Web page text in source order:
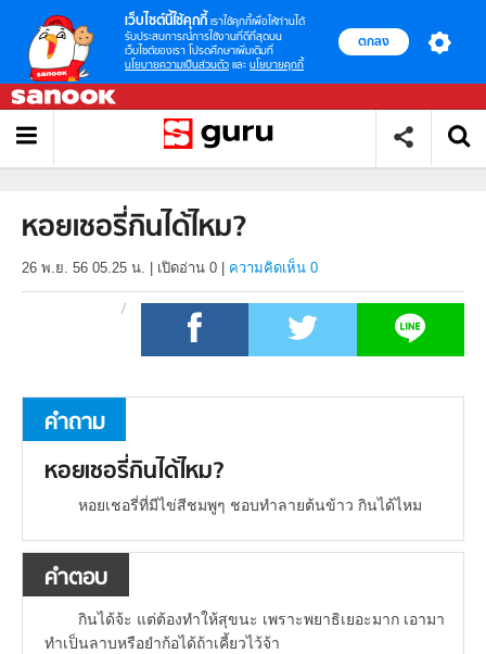
เว็บไซต์นี้ใช้คุกกี้ เราใช้คุกกี้เพื่อให้ท่านได้
รับประสบการณ์การใช้งานที่ดีที่สุดบน
เว็บไซต์ของเรา โปรดศึกษาเพิ่มเติมที่
นโยบายความเป็นส่วนตัว และ นโยบายคุกกี้
ตกลง
หอยเชอรี่กินได้ไหม?
26 พ.ย. 56 05.25 น. เปิดอ่าน 0 ความคิดเห็น 0
คำถาม
หอยเชอรี่กินได้ไหม?
หอยเชอรี่ที่มีไข่สีชมพูๆ ชอบทำลายต้นข้าว กินได้ไหม
คำตอบ
กินได้จ้ะ แต่ต้องทำให้สุขนะ เพราะพยาธิเยอะมาก เอามา
ทำเป็นลาบหรือยำก้อได้ถ้าเคี้ยวไว้จ้า